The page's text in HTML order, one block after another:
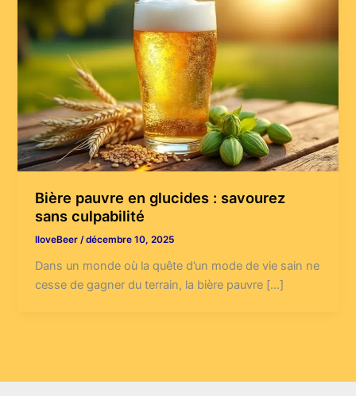
Bière pauvre en glucides : savourez
sans culpabilité
IloveBeer/décembre 10, 2025
Dans un monde où la quête d’un mode de vie sain ne
cesse de gagner du terrain, la bière pauvre […]